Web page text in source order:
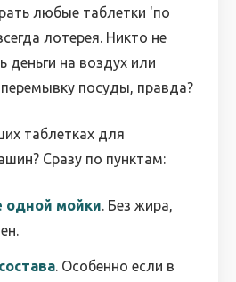
любые таблетки 'по
лотерея. Никто не
деньги на воздух или
посуды, правда?
таблетках для
Сразу по пунктам:
одной мойки. Без жира,
. Особенно если в